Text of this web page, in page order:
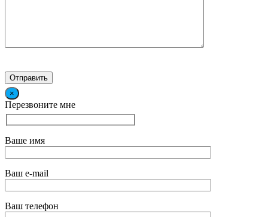
×
Перезвоните мне
Ваше имя
Ваш e-mail
Ваш телефон